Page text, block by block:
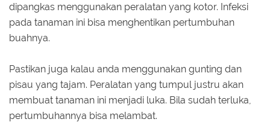
dipangkas menggunakan peralatan yang kotor. Infeksi
pada tanaman ini bisa menghentikan pertumbuhan
buahnya.
Pastikan juga kalau anda menggunakan gunting dan
pisau yang tajam. Peralatan yang tumpul justru akan
membuat tanaman ini menjadi luka. Bila sudah terluka,
pertumbuhannya bisa melambat.